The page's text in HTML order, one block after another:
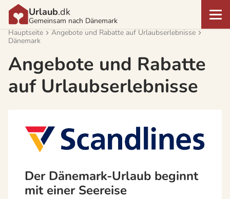
Urlaub.dk
Gemeinsam nach Dänemark
Hauptseite
Angebote und Rabatte auf Urlaubserlebnisse
Dänemark
Angebote und Rabatte
auf Urlaubserlebnisse
Der Dänemark-Urlaub beginnt
mit einer Seereise